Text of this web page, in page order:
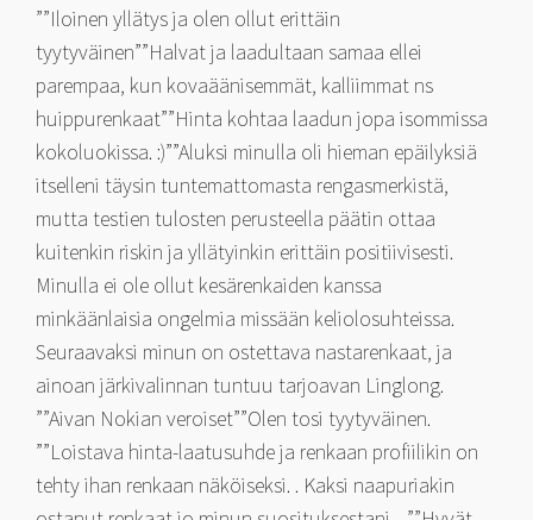
””Iloinen yllätys ja olen ollut erittäin
tyytyväinen””Halvat ja laadultaan samaa ellei
parempaa, kun kovaäänisemmät, kalliimmat ns
huippurenkaat””Hinta kohtaa laadun jopa isommissa
kokoluokissa. :)””Aluksi minulla oli hieman epäilyksiä
itselleni täysin tuntemattomasta rengasmerkistä,
mutta testien tulosten perusteella päätin ottaa
kuitenkin riskin ja yllätyinkin erittäin positiivisesti.
Minulla ei ole ollut kesärenkaiden kanssa
minkäänlaisia ongelmia missään keliolosuhteissa.
Seuraavaksi minun on ostettava nastarenkaat, ja
ainoan järkivalinnan tuntuu tarjoavan Linglong.
””Aivan Nokian veroiset””Olen tosi tyytyväinen.
””Loistava hinta-laatusuhde ja renkaan profiilikin on
tehty ihan renkaan näköiseksi. . Kaksi naapuriakin